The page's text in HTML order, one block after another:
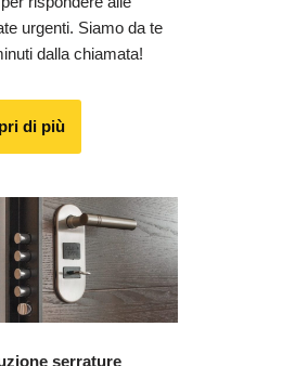
urgenti. Siamo da te
dalla chiamata!
di più
serrature